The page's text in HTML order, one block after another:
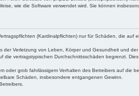
wie die Software verwendet wird. Sie können
(Kardinalpflichten) nur für Schäden, die auf
Verletzung von Leben, Körper und Gesundheit und
vertragstypischen Durchschnittsschäden begrenzt.
grob fahrlässigem Verhalten des Betreibers auf die
Schäden, insbesondere entgangenen Gewinn.